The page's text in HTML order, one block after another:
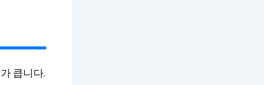
큽니다.